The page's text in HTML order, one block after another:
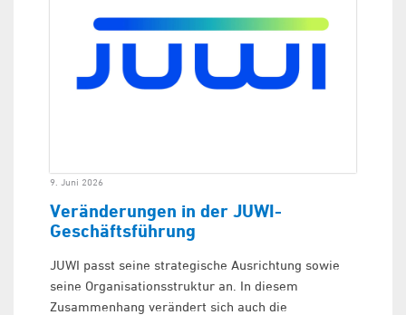
9. Juni 2026
Veränderungen in der JUWI-
Geschäftsführung
JUWI passt seine strategische Ausrichtung sowie
seine Organisationsstruktur an. In diesem
Zusammenhang verändert sich auch die